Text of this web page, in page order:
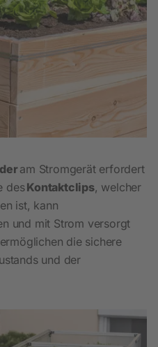
am Stromgerät erfordert
desKontaktclips, welcher
ist, kann
und mit Strom versorgt
die sichere
und der